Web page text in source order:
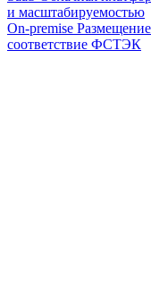
и масштабируемостью
On-premise
соответствие ФСТЭК